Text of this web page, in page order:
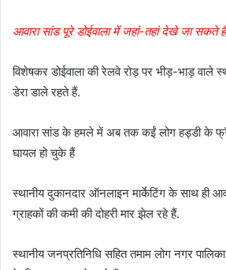
आवारा सांड पूरे डोईवाला में जहां-तहां देखे जा सकते
विशेषकर डोईवाला की रेलवे रोड़ पर भीड़-भाड़ वाले
डेरा डाले रहते हैं.
आवारा सांड के हमले में अब तक कईं लोग हड्डी के
घायल हो चुके हैं
स्थानीय दुकानदार ऑनलाइन मार्केटिंग के साथ ही
ग्राहकों की कमी की दोहरी मार झेल रहे हैं.
स्थानीय जनप्रतिनिधि सहित तमाम लोग नगर